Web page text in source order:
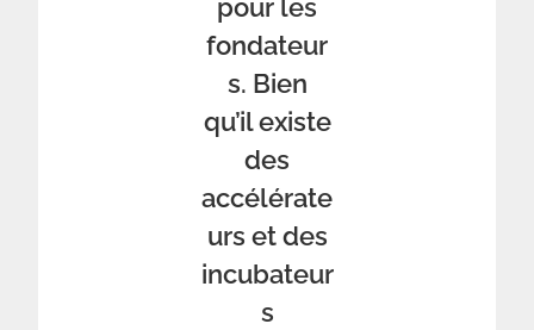
pour les
fondateur
s. Bien
qu’il existe
des
accélérate
urs et des
incubateur
s